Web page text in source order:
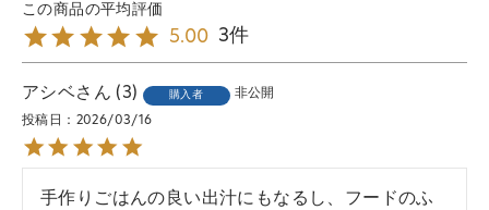
5.00 3
アシベ 3 購入者 非公開
投稿日 2026/03/16
手作りごはんの良い出汁にもなるし、フードのふ